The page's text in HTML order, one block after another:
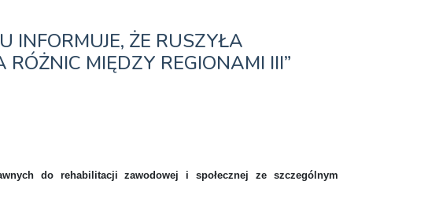
INFORMUJE, ŻE RUSZYŁA
MIĘDZY REGIONAMI III”
do rehabilitacji zawodowej i społecznej ze szczególnym